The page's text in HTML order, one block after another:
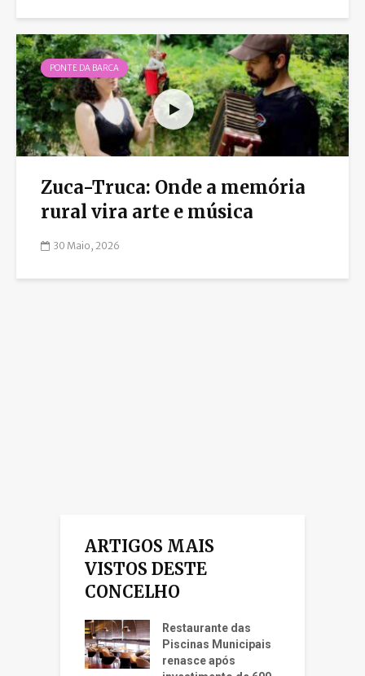
PONTE DA BARCA
Zuca-Truca: Onde a memória
rural vira arte e música
30 Maio, 2026
ARTIGOS MAIS
VISTOS DESTE
CONCELHO
Restaurante das
Piscinas Municipais
renasce após